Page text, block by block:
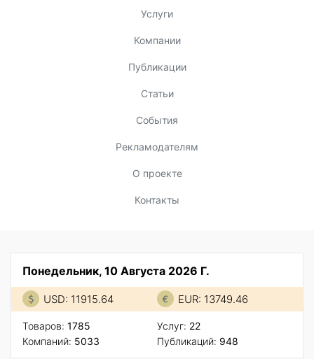
Услуги
Компании
Публикации
Статьи
События
Рекламодателям
О проекте
Контакты
Понедельник, 10 Августа 2026 Г.
USD: 11915.64 EUR: 13749.46
Товаров: 1785
Компаний: 5033
Услуг: 22
Публикаций: 948